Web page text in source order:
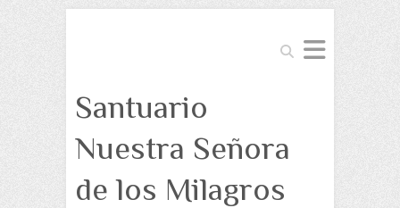
Buscar
Santuario
Nuestra Señora
de los Milagros